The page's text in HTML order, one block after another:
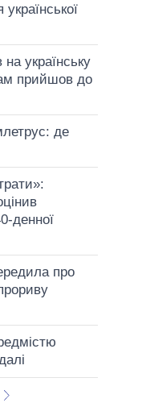
на українську
прийшов до
де
денної
про